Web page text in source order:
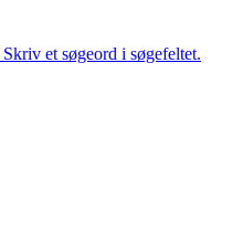
Skriv et søgeord i søgefeltet.